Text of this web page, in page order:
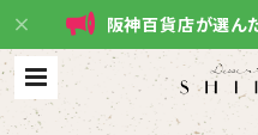
阪神百貨店が選ん